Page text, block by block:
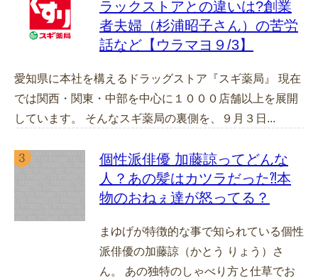
ラックストアとの違いは?創業
者夫婦（杉浦昭子さん）の苦労
話など【ウラマヨ９/3】
愛知県に本社を構えるドラッグストア『スギ薬局』 現在
では関西・関東・中部を中心に１０００店舗以上を展開
しています。 そんなスギ薬局の裏側を、９月３日...
個性派俳優 加藤諒ってどんな
人？あの髪はカツラだった⁈本
物のおねぇ達が怒ってる？
まゆげが特徴的な事で知られている個性
派俳優の加藤諒（かとう りょう）さ
ん。 あの独特のしゃべり方と仕草でお